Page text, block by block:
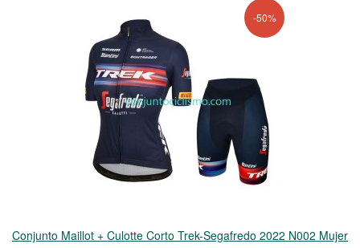
-50%
Conjunto Maillot + Culotte Corto Trek-Segafredo 2022 N002 Mujer